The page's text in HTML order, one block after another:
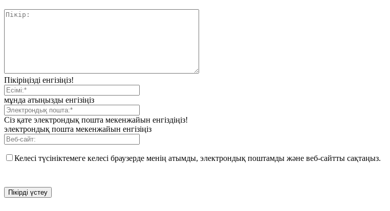
Пікіріңізді енгізіңіз!
мұнда атыңызды енгізіңіз
Сіз қате электрондық пошта мекенжайын енгіздіңіз!
электрондық пошта мекенжайын енгізіңіз
Келесі түсініктемеге келесі браузерде менің атымды, электрондық поштамды және веб-сайтты сақтаңыз.